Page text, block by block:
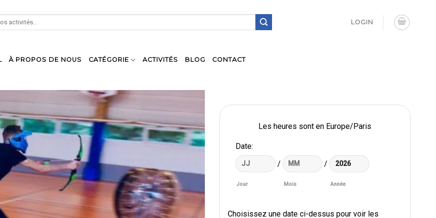
LOGIN
À PROPOS DE NOUS CATÉGORIE ACTIVITÉS BLOG CONTACT
Les heures sont en Europe/Paris
Date:
Jour
/
Mois
/
Année
Choisissez une date ci-dessus pour voir les